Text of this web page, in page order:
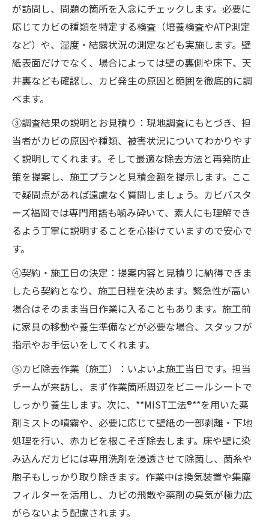
が訪問し、問題の箇所を入念にチェックします。必要に
応じてカビの種類を特定する検査（培養検査やATP測定
など）や、湿度・結露状況の測定なども実施します。壁
紙表面だけでなく、場合によっては壁の裏側や床下、天
井裏なども確認し、カビ発生の原因と範囲を徹底的に調
べます。
③調査結果の説明とお見積り：現地調査にもとづき、担
当者がカビの原因や種類、被害状況についてわかりやす
く説明してくれます。そして最適な除去方法と再発防止
策を提案し、施工プランと見積金額を提示します。ここ
で疑問点があれば遠慮なく質問しましょう。カビバスタ
ーズ福岡では専門用語も噛み砕いて、素人にも理解でき
るよう丁寧に説明することを心掛けていますので安心で
す。
④契約・施工日の決定：提案内容と見積りに納得できま
したら契約となり、施工日程を決めます。緊急性が高い
場合はそのまま当日作業に入ることもあります。施工前
に家具の移動や養生準備などが必要な場合、スタッフが
指示やお手伝いをしてくれます。
⑤カビ除去作業（施工）：いよいよ施工当日です。担当
チームが来訪し、まず作業箇所周辺をビニールシートで
しっかり養生します。次に、**MIST工法®**を用いた薬
剤ミストの噴霧や、必要に応じて壁紙の一部剥離・下地
処理を行い、赤カビを根こそぎ除去します。床や壁に染
み込んだカビには専用洗剤を浸透させて除菌し、菌糸や
胞子もしっかり取り除きます。作業中は換気装置や集塵
フィルターを活用し、カビの飛散や薬剤の臭気が極力広
がらないよう配慮されます。